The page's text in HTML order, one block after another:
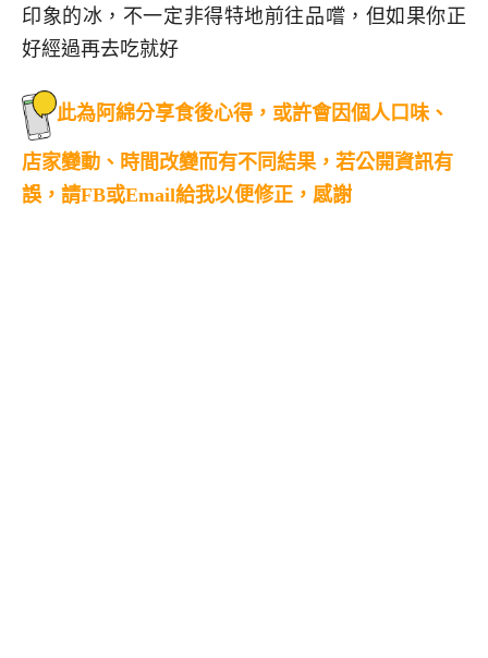
印象的冰，不一定非得特地前往品嚐，但如果你正
好經過再去吃就好
此為阿綿分享食後心得，或許會因個人口味、
店家變動、時間改變而有不同結果，若公開資訊有
誤，請FB或Email給我以便修正，感謝